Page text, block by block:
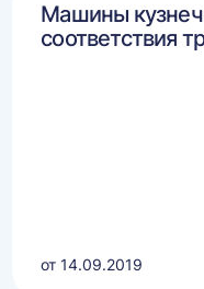
Машины
соответствия
от 14.09.2019